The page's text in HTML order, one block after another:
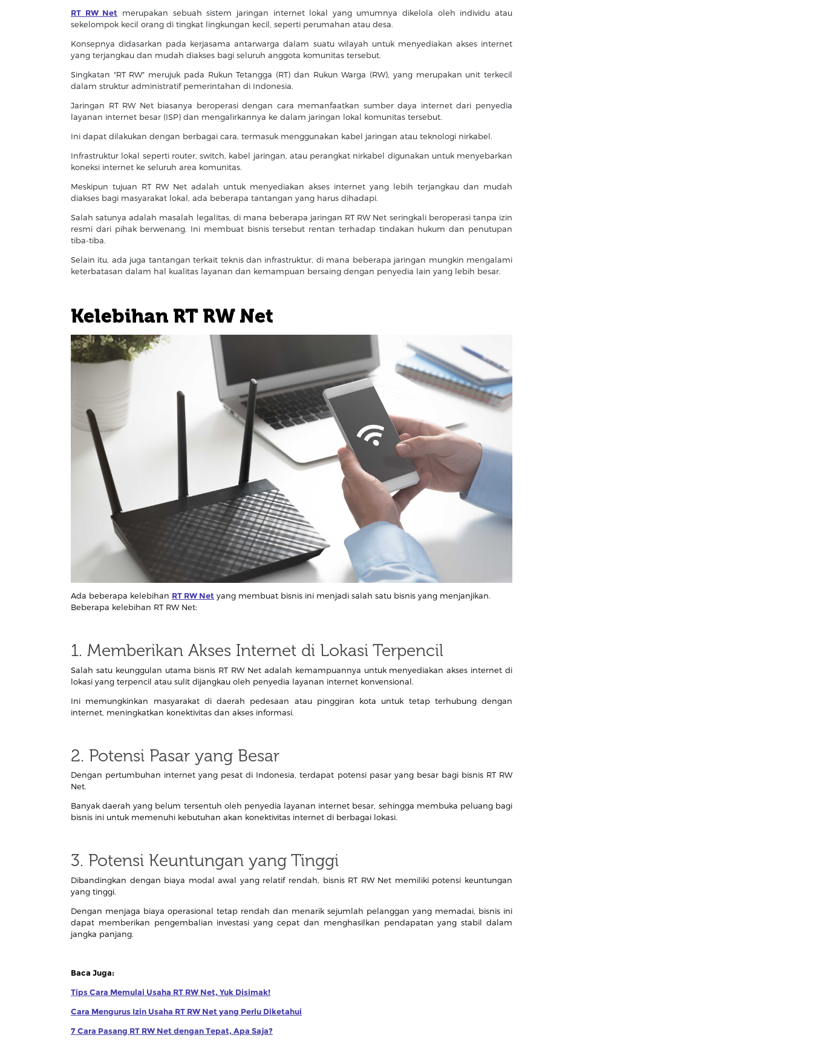
RT RW Net merupakan sebuah sistem jaringan internet lokal yang umumnya dikelola oleh individu atau
sekelompok kecil orang di tingkat lingkungan kecil, seperti perumahan atau desa.
Konsepnya didasarkan pada kerjasama antarwarga dalam suatu wilayah untuk menyediakan akses internet
yang terjangkau dan mudah diakses bagi seluruh anggota komunitas tersebut.
Singkatan "RT RW" merujuk pada Rukun Tetangga (RT) dan Rukun Warga (RW), yang merupakan unit terkecil
dalam struktur administratif pemerintahan di Indonesia.
Jaringan RT RW Net biasanya beroperasi dengan cara memanfaatkan sumber daya internet dari penyedia
layanan internet besar (ISP) dan mengalirkannya ke dalam jaringan lokal komunitas tersebut.
Ini dapat dilakukan dengan berbagai cara, termasuk menggunakan kabel jaringan atau teknologi nirkabel.
Infrastruktur lokal seperti router, switch, kabel jaringan, atau perangkat nirkabel digunakan untuk menyebarkan
koneksi internet ke seluruh area komunitas.
Meskipun tujuan RT RW Net adalah untuk menyediakan akses internet yang lebih terjangkau dan mudah
diakses bagi masyarakat lokal, ada beberapa tantangan yang harus dihadapi.
Salah satunya adalah masalah legalitas, di mana beberapa jaringan RT RW Net seringkali beroperasi tanpa izin
resmi dari pihak berwenang. Ini membuat bisnis tersebut rentan terhadap tindakan hukum dan penutupan
tiba-tiba.
Selain itu, ada juga tantangan terkait teknis dan infrastruktur, di mana beberapa jaringan mungkin mengalami
keterbatasan dalam hal kualitas layanan dan kemampuan bersaing dengan penyedia lain yang lebih besar.
Kelebihan RT RW Net
Ada beberapa kelebihan RT RW Net yang membuat bisnis ini menjadi salah satu bisnis yang menjanjikan.
Beberapa kelebihan RT RW Net:
1. Memberikan Akses Internet di Lokasi Terpencil
Salah satu keunggulan utama bisnis RT RW Net adalah kemampuannya untuk menyediakan akses internet di
lokasi yang terpencil atau sulit dijangkau oleh penyedia layanan internet konvensional.
Ini memungkinkan masyarakat di daerah pedesaan atau pinggiran kota untuk tetap terhubung dengan
internet, meningkatkan konektivitas dan akses informasi.
2. Potensi Pasar yang Besar
Dengan pertumbuhan internet yang pesat di Indonesia, terdapat potensi pasar yang besar bagi bisnis RT RW
Net.
Banyak daerah yang belum tersentuh oleh penyedia layanan internet besar, sehingga membuka peluang bagi
bisnis ini untuk memenuhi kebutuhan akan konektivitas internet di berbagai lokasi.
3. Potensi Keuntungan yang Tinggi
Dibandingkan dengan biaya modal awal yang relatif rendah, bisnis RT RW Net memiliki potensi keuntungan
yang tinggi.
Dengan menjaga biaya operasional tetap rendah dan menarik sejumlah pelanggan yang memadai, bisnis ini
dapat memberikan pengembalian investasi yang cepat dan menghasilkan pendapatan yang stabil dalam
jangka panjang.
Baca Juga:
Tips Cara Memulai Usaha RT RW Net, Yuk Disimak!
Cara Mengurus Izin Usaha RT RW Net yang Perlu Diketahui
7 Cara Pasang RT RW Net dengan Tepat, Apa Saja?